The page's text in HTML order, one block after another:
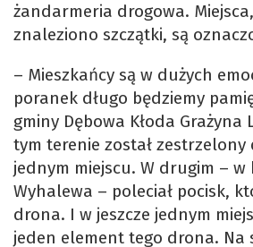
żandarmeria drogowa.
znaleziono szczątki, są
– Mieszkańcy są w dużych
poranek długo będziemy
gminy Dębowa Kłoda Grażyna
tym terenie został zestrzelony
jednym miejscu. W drugim –
Wyhalewa – poleciał pocisk,
drona. I w jeszcze jednym
jeden element tego drona. Na